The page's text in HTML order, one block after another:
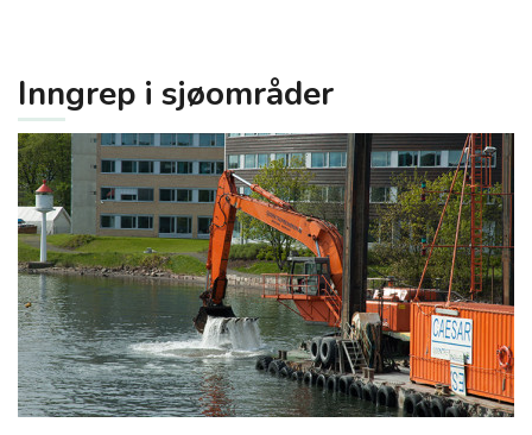
Inngrep i sjøområder